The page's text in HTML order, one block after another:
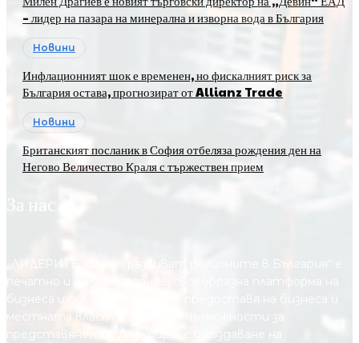
– лидер на пазара на минерална и изворна вода в България
Новини
Инфлационният шок е временен, но фискалният риск за
България остава, прогнозират от Allianz Trade
Новини
Британският посланик в София отбеляза рождения ден на
Негово Величество Краля с тържествен прием
За нас
„ЛИДЕРИТЕ, които развиват регионите в България“ е
печатно и онлайн издание, своеобразна платформа на
бизнеса и общините, която предоставя на бизнесa и
местната власт в България възможности за
представяне, популяризиране и създаване на